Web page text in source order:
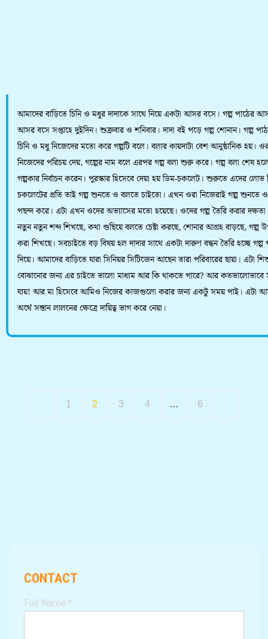
আমাদের বাড়িতে চিনি ও মধুর দাদাকে সাথে নিয়ে একটা আসর বসে। গল্প পাঠের
আসর বসে সপ্তাহে দুইদিন। শুক্রবার ও শনিবার। দাদা বই পড়ে গল্প শোনান। গল্প
চিনি ও মধু নিজেদের মতো করে গল্পটি বলে। বলার কায়দাটা বেশ আনুষ্ঠানিক হয়।
নিজেদের পরিচয় দেয়, গল্পের নাম বলে এরপর গল্প বলা শুরু করে। গল্প বলা শেষ হলে
গল্পকার নির্বাচন করেন। পুরস্কার হিসেবে দেয়া হয় ডিম-চকলেট। শুরুতে এদের লোভ
চকলেটের প্রতি তাই গল্প শুনতে ও বলতে চাইতো। এখন ওরা নিজেরাই গল্প শুনতে
পছন্দ করে। এটা এখন ওদের অভ্যাসের মতো হয়েছে। ওদের গল্প তৈরি করার দক্ষতা
নতুন নতুন শব্দ শিখছে, কথা গুছিয়ে বলতে চেষ্টা করছে, শোনার আগ্রহ বাড়ছে, গল্প
করা শিখছে। সবচাইতে বড় বিষয় হল দাদার সাথে একটা দারুণ বন্ধন তৈরি হচ্ছে গল্প
দিয়ে। আমাদের বাড়িতে যারা সিনিয়র সিটিজেন আছেন তারা পরিবারের ছায়া। এটা
বোঝানোর জন্য এর চাইতে ভালো মাধ্যম আর কি থাকতে পারে? আর কতভালোভাবে
যায়! আর মা হিসেবে আমিও নিজের কাজগুলো করার জন্য একটু সময় পাই। এটা
অর্থে সন্তান লালনের ক্ষেত্রে দায়িত্ব ভাগ করে নেয়া।
1 2 3 4 … 6
CONTACT
Full Name *